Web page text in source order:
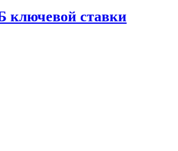
ключевой ставки